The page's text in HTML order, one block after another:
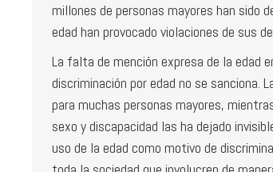
millones de personas mayores han sido
edad han provocado violaciones de sus
La falta de mención expresa de la edad
discriminación por edad no se sanciona.
para muchas personas mayores,
sexo y discapacidad las ha dejado
uso de la edad como motivo de